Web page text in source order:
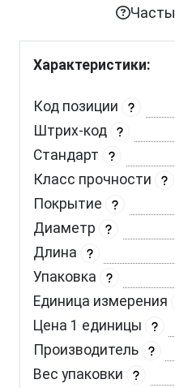
Характеристики:
Код позиции
Штрих-код
Стандарт
Класс прочности
Покрытие
Диаметр
Длина
Упаковка
Единица измерения
Цена 1 единицы
Производитель
Вес упаковки